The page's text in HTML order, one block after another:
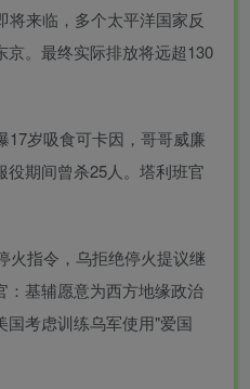
将来临，多个太平洋国家反
京。最终实际排放将远超130
17岁吸食可卡因，哥哥威廉
期间曾杀25人。塔利班官
火指令，乌拒绝停火提议继
：基辅愿意为西方地缘政治
考虑训练乌军使用"爱国